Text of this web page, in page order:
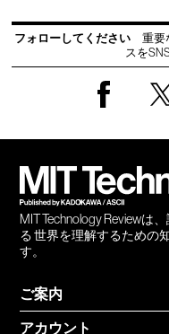
フォローしてください
重要
スを
MIT Technology Reviewは
る 世界を理解するための
す。
ご案内
アカウント